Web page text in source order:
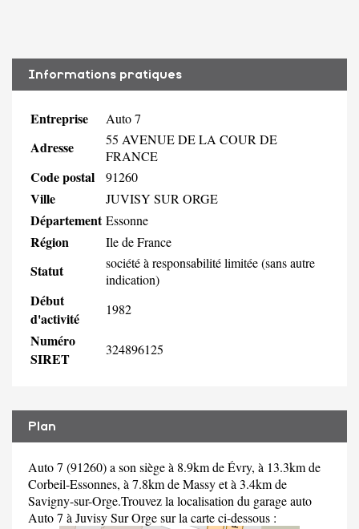
Informations pratiques
Entreprise Auto 7
Adresse
55 AVENUE DE LA COUR DE
FRANCE
Code postal 91260
Ville JUVISY SUR ORGE
Département Essonne
Région Ile de France
Statut
société à responsabilité limitée (sans autre
indication)
Début
d'activité
1982
Numéro
SIRET
324896125
Plan
Auto 7 (91260) a son siège à 8.9km de Évry, à 13.3km de
Corbeil-Essonnes, à 7.8km de Massy et à 3.4km de
Savigny-sur-Orge.Trouvez la localisation du garage auto
Auto 7 à Juvisy Sur Orge sur la carte ci-dessous :